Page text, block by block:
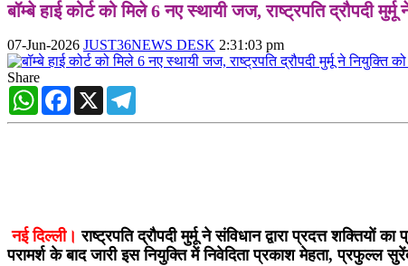
बॉम्बे हाई कोर्ट को मिले 6 नए स्थायी जज, राष्ट्रपति द्रौपदी
07-Jun-2026 JUST36NEWS DESK 2:31:03 pm
Share
WhatsAppFacebook
X
नई दिल्ली।राष्ट्रपति द्रौपदी मुर्मू ने संविधान द्वारा प्रदत्त
परामर्श के बाद जारी इस नियुक्ति में निवेदिता प्रकाश मेहता, प्रफुल्ल